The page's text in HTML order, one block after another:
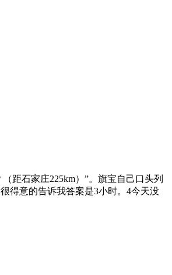
距石家庄225km）”。旗宝自己口头列
得意的告诉我答案是3小时。4今天没